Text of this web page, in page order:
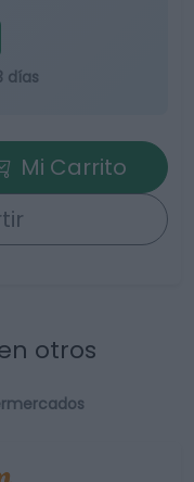
días
Mi Carrito
otros